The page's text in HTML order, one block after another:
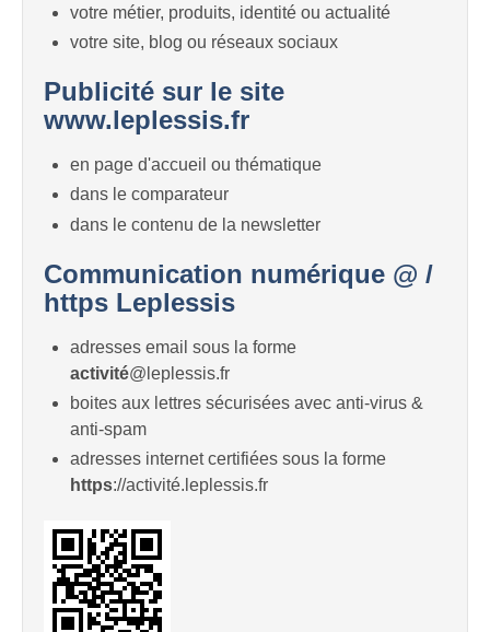
votre métier, produits, identité ou actualité
votre site, blog ou réseaux sociaux
Publicité sur le site
www.leplessis.fr
en page d'accueil ou thématique
dans le comparateur
dans le contenu de la newsletter
Communication numérique @ /
https Leplessis
adresses email sous la forme
activité@leplessis.fr
boites aux lettres sécurisées avec anti-virus &
anti-spam
adresses internet certifiées sous la forme
https://activité.leplessis.fr